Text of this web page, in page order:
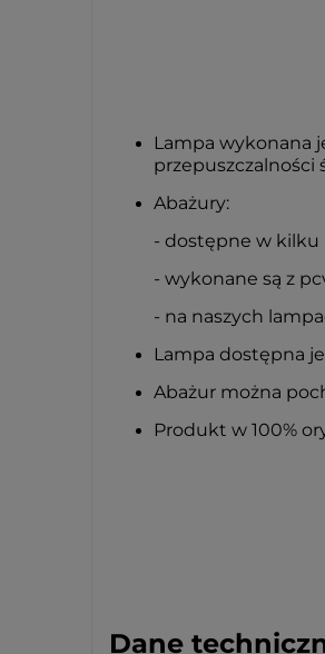
Lampa wykonana
przepuszczalności
Abażury:
- dostępne w kilku
- wykonane są z
- na naszych
Lampa dostępna
Abażur można
Produkt w 100%
Dane